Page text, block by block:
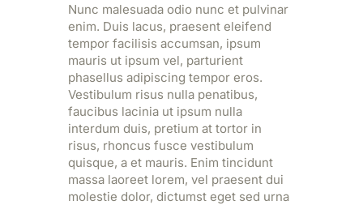
Nunc malesuada odio nunc et pulvinar
enim. Duis lacus, praesent eleifend
tempor facilisis accumsan, ipsum
mauris ut ipsum vel, parturient
phasellus adipiscing tempor eros.
Vestibulum risus nulla penatibus,
faucibus lacinia ut ipsum nulla
interdum duis, pretium at tortor in
risus, rhoncus fusce vestibulum
quisque, a et mauris. Enim tincidunt
massa laoreet lorem, vel praesent dui
molestie dolor, dictumst eget sed urna